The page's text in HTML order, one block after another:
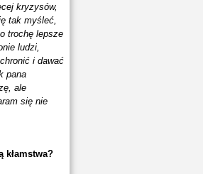
kryzysów,
tak myśleć,
trochę lepsze
ludzi,
i dawać
pana
ale
się nie
kłamstwa?